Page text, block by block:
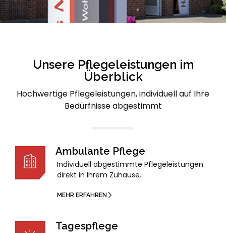
MEHR ERFAHREN
Unsere Pflegeleistungen im
Überblick
Hochwertige Pflegeleistungen, individuell auf Ihre
Bedürfnisse abgestimmt
Ambulante Pflege
Individuell abgestimmte Pflegeleistungen
direkt in Ihrem Zuhause.
MEHR ERFAHREN
Tagespflege